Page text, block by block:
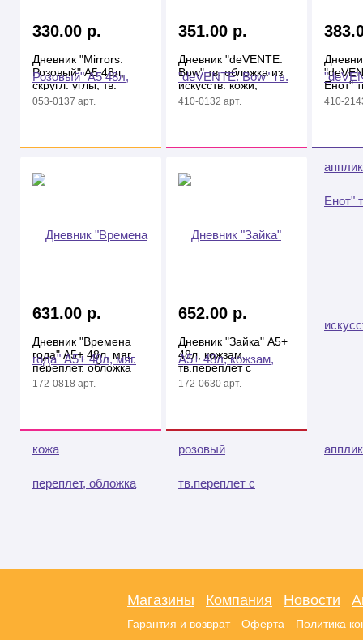
330.00 р.
Дневник "Mirrors.
Розовый" А5 48л,
скругл. углы, тв.
обложка, искусств.
053-0137 арт.
351.00 р.
Дневник "deVENTE.
Bow" тв. обложка из
искусств. кожи,
розовый
410-0132 арт.
Енот"
410-
631.00 р.
Дневник "Времена
года" А5+ 48л, мяг.
переплет, обложка
ПВХ, декор
172-0818 арт.
652.00 р.
Дневник "Зайка" А5+
48л, кожзам,
тв.переплет с
поролоном,
172-0630 арт.
Магазины Компания Новости
Гарантия и возврат Оферта Политика